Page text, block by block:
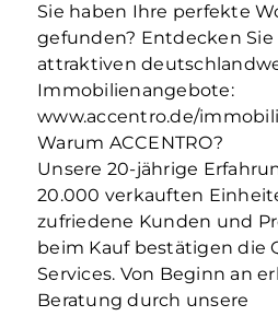
Sie haben Ihre perfekte
gefunden? Entdecken Sie
attraktiven
Immobilienangebote:
www.accentro.de/
Warum ACCENTRO?
Unsere 20-jährige
20.000 verkauften
zufriedene Kunden und
beim Kauf bestätigen die
Services. Von Beginn an
Beratung durch unsere